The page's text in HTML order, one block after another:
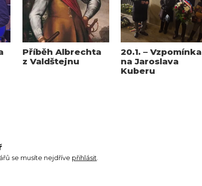
Příběh Albrechta
z Valdštejnu
20.1. – Vzpomínka
na Jaroslava
Kuberu
se musíte nejdříve přihlásit